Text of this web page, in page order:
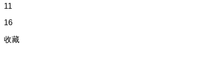
11
16
收藏